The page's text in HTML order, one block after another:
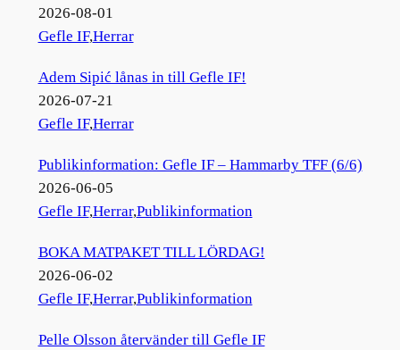
2026-08-01
Gefle IF,Herrar
Adem Sipić lånas in till Gefle IF!
2026-07-21
Gefle IF,Herrar
Publikinformation: Gefle IF – Hammarby TFF (6/6)
2026-06-05
Gefle IF,Herrar,Publikinformation
BOKA MATPAKET TILL LÖRDAG!
2026-06-02
Gefle IF,Herrar,Publikinformation
Pelle Olsson återvänder till Gefle IF